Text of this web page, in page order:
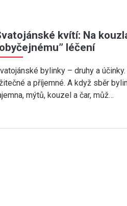
kvítí: Na
léčení
bylinky – druhy a
a příjemné. A když sběr
mýtů, kouzel a čar, můž…